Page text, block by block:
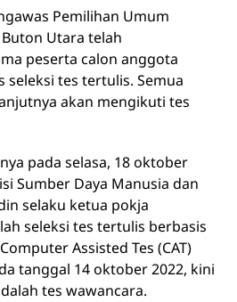
Pemilihan Umum
Utara telah
peserta calon anggota
seleksi tes tertulis. Semua
akan mengikuti tes
pada selasa, 18 oktober
Sumber Daya Manusia dan
selaku ketua pokja
seleksi tes tertulis berbasis
Assisted Tes (CAT)
tanggal 14 oktober 2022, kini
tes wawancara.